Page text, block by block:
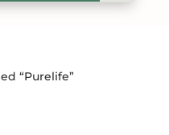
“Purelife”